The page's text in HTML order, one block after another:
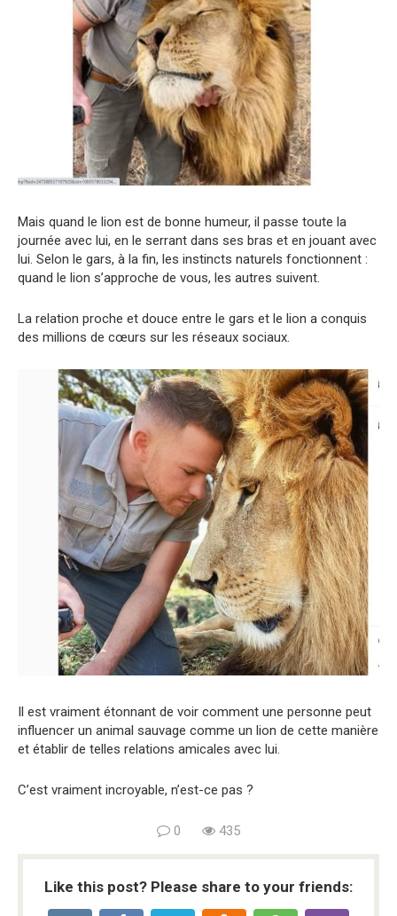
Mais quand le lion est de bonne humeur, il passe toute la
journée avec lui, en le serrant dans ses bras et en jouant avec
lui. Selon le gars, à la fin, les instincts naturels fonctionnent :
quand le lion s’approche de vous, les autres suivent.
La relation proche et douce entre le gars et le lion a conquis
des millions de cœurs sur les réseaux sociaux.
Il est vraiment étonnant de voir comment une personne peut
influencer un animal sauvage comme un lion de cette manière
et établir de telles relations amicales avec lui.
C’est vraiment incroyable, n’est-ce pas ?
0 435
Like this post? Please share to your friends: